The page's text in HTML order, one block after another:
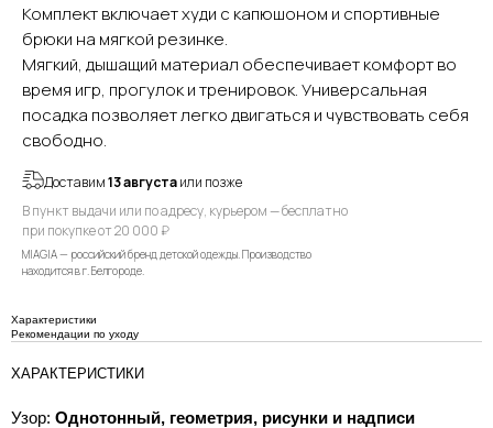
Комплект включает худи с капюшоном и спортивные
брюки на мягкой резинке.
Мягкий, дышащий материал обеспечивает комфорт во
время игр, прогулок и тренировок. Универсальная
посадка позволяет легко двигаться и чувствовать себя
свободно.
Доставим13 августаили позже
В пункт выдачи или по адресу, курьером — бесплатно
при покупке от 20 000 ₽
MIAGIA — российский бренд детской одежды. Производство
находится в г. Белгороде.
Характеристики
Рекомендации по уходу
ХАРАКТЕРИСТИКИ
Узор: Однотонный, геометрия, рисунки и надписи